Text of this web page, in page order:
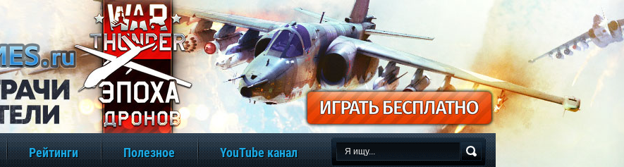
игры онлайн бесплатно
Рейтинги Полезное YouTube канал